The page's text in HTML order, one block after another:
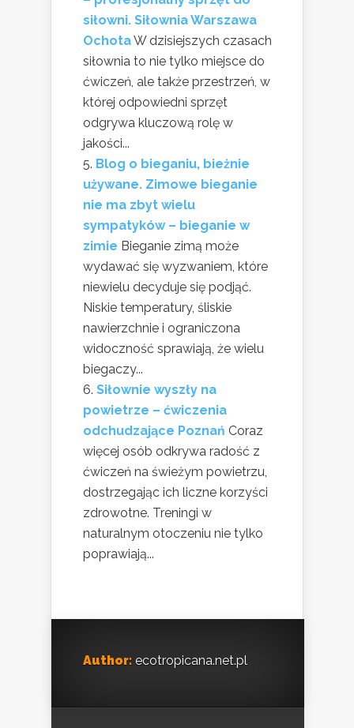
siłowni. Siłownia Warszawa
OchotaW dzisiejszych czasach
siłownia to nie tylko miejsce do
ćwiczeń, ale także przestrzeń, w
której odpowiedni sprzęt
odgrywa kluczową rolę w
jakości...
Blog o bieganiu, bieżnie
używane. Zimowe bieganie
nie ma zbyt wielu
sympatyków – bieganie w
zimie Bieganie zimą może
wydawać się wyzwaniem, które
niewielu decyduje się podjąć.
Niskie temperatury, śliskie
nawierzchnie i ograniczona
widoczność sprawiają, że wielu
biegaczy...
Siłownie wyszły na
powietrze – ćwiczenia
odchudzające Poznań Coraz
więcej osób odkrywa radość z
ćwiczeń na świeżym powietrzu,
dostrzegając ich liczne korzyści
zdrowotne. Treningi w
naturalnym otoczeniu nie tylko
poprawiają...
Author: ecotropicana.net.pl